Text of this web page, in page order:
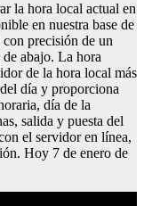
la hora local actual en
en nuestra base de
precisión de un
abajo. La hora
de la hora local más
día y proporciona
día de la
salida y puesta del
el servidor en línea,
Hoy 7 de enero de